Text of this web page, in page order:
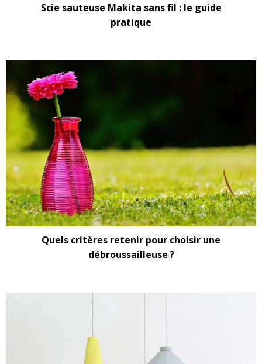
Scie sauteuse Makita sans fil : le guide
pratique
Quels critères retenir pour choisir une
débroussailleuse ?